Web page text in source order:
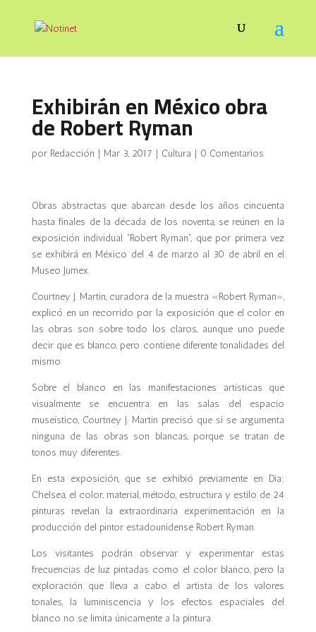
Exhibirán en México obra
de Robert Ryman
por Redacción | Mar 3, 2017 | Cultura | 0 Comentarios
Obras abstractas que abarcan desde los años cincuenta
hasta finales de la década de los noventa, se reúnen en la
exposición individual “Robert Ryman”, que por primera vez
se exhibirá en México del 4 de marzo al 30 de abril en el
Museo Jumex.
Courtney J. Martin, curadora de la muestra «Robert Ryman»,
explicó en un recorrido por la exposición que el color en
las obras son sobre todo los claros, aunque uno puede
decir que es blanco, pero contiene diferente tonalidades del
mismo.
Sobre el blanco en las manifestaciones artísticas que
visualmente se encuentra en las salas del espacio
museístico, Courtney J. Martin precisó que si se argumenta
ninguna de las obras son blancas, porque se tratan de
tonos muy diferentes.
En esta exposición, que se exhibió previamente en Dia:
Chelsea, el color, material, método, estructura y estilo de 24
pinturas revelan la extraordinaria experimentación en la
producción del pintor estadounidense Robert Ryman.
Los visitantes podrán observar y experimentar estas
frecuencias de luz pintadas como el color blanco, pero la
exploración que lleva a cabo el artista de los valores
tonales, la luminiscencia y los efectos espaciales del
blanco no se limita únicamente a la pintura.